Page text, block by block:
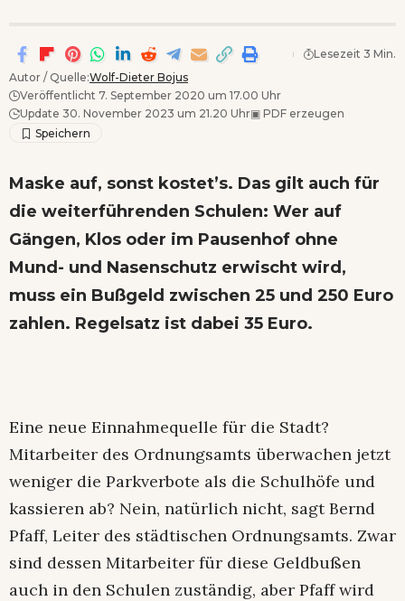
Autor / Quelle:Wolf-Dieter Bojus
Veröffentlicht 7. September 2020 um 17.00 Uhr
Update 30. November 2023 um 21.20 Uhr▣ PDF erzeugen
Lesezeit 3 Min.
Maske auf, sonst kostet’s. Das gilt auch für
die weiterführenden Schulen: Wer auf
Gängen, Klos oder im Pausenhof ohne
Mund- und Nasenschutz erwischt wird,
muss ein Bußgeld zwischen 25 und 250 Euro
zahlen. Regelsatz ist dabei 35 Euro.
Eine neue Einnahmequelle für die Stadt?
Mitarbeiter des Ordnungsamts überwachen jetzt
weniger die Parkverbote als die Schulhöfe und
kassieren ab? Nein, natürlich nicht, sagt Bernd
Pfaff, Leiter des städtischen Ordnungsamts. Zwar
sind dessen Mitarbeiter für diese Geldbußen
auch in den Schulen zuständig, aber Pfaff wird